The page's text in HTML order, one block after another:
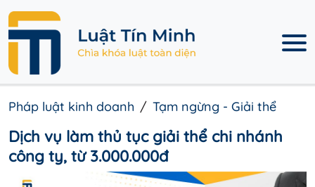
Pháp luật kinh doanh Tạm ngừng - Giải thể
Dịch vụ làm thủ tục giải thể chi nhánh
công ty, từ 3.000.000đ